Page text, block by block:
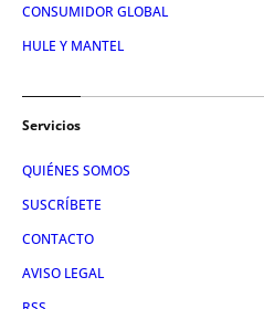
CONSUMIDOR GLOBAL
HULE Y MANTEL
Servicios
QUIÉNES SOMOS
SUSCRÍBETE
CONTACTO
AVISO LEGAL